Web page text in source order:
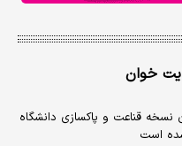
خوان
قناعت و پاکسازی دانشگاه
است